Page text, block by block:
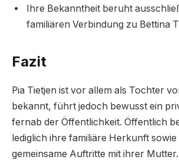
Ihre Bekanntheit beruht
familiären Verbindung zu Bettina
Fazit
Pia Tietjen ist vor allem als Tochter
bekannt, führt jedoch bewusst ein
fernab der Öffentlichkeit. Öffentlich
lediglich ihre familiäre Herkunft sowie
gemeinsame Auftritte mit ihrer Mutter.